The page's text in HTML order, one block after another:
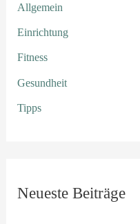
Allgemein
Einrichtung
Fitness
Gesundheit
Tipps
Neueste Beiträge